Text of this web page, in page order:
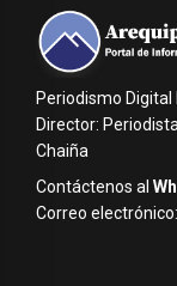
Periodismo
Director:
Chaiña
Contáctenos al
Correo